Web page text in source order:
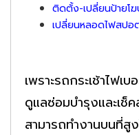
ติดตั้ง-เปลี่ยนป้ายโ
เปลี่ยนหลอดไฟสปอ
เพราะรถกระเช้าไฟ
ดูแลซ่อมบำรุงและเช็
สามารถทำงานบนที่